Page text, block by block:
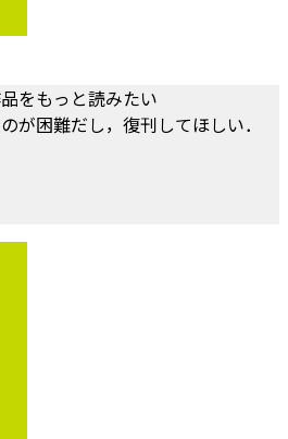
をもっと読みたい
が困難だし，復刊してほしい．